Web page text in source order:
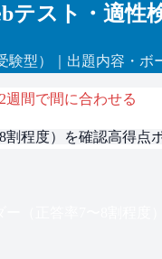
テスト・適性
験型） ｜出題内容・
週間で間に合わせる
割程度）を確認高得点